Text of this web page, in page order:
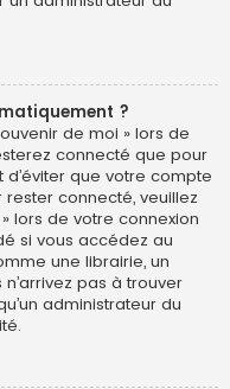
?
de moi » lors de
connecté que pour
que votre compte
rester connecté, veuillez
lors de votre connexion
si vous accédez au
une librairie, un
pas à trouver
administrateur du